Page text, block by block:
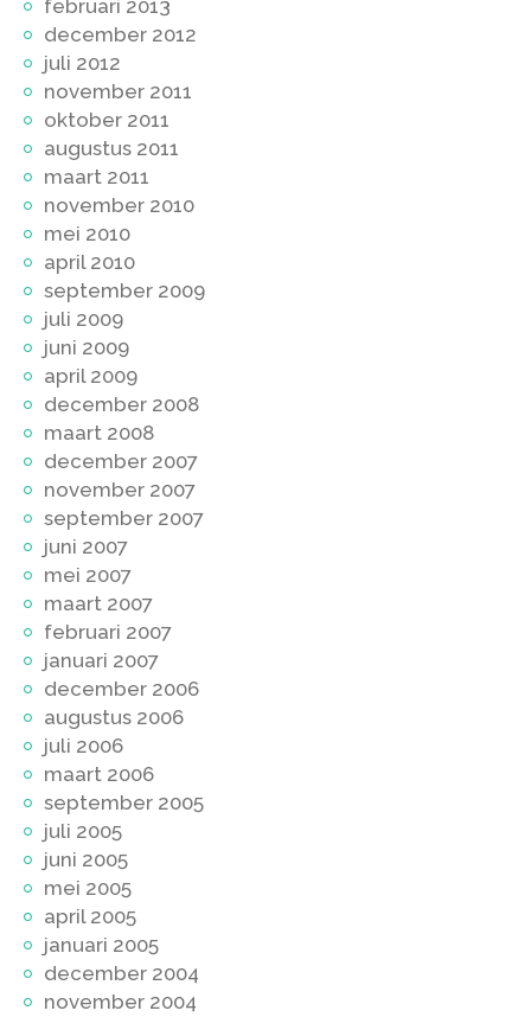
februari 2013
december 2012
juli 2012
november 2011
oktober 2011
augustus 2011
maart 2011
november 2010
mei 2010
april 2010
september 2009
juli 2009
juni 2009
april 2009
december 2008
maart 2008
december 2007
november 2007
september 2007
juni 2007
mei 2007
maart 2007
februari 2007
januari 2007
december 2006
augustus 2006
juli 2006
maart 2006
september 2005
juli 2005
juni 2005
mei 2005
april 2005
januari 2005
december 2004
november 2004